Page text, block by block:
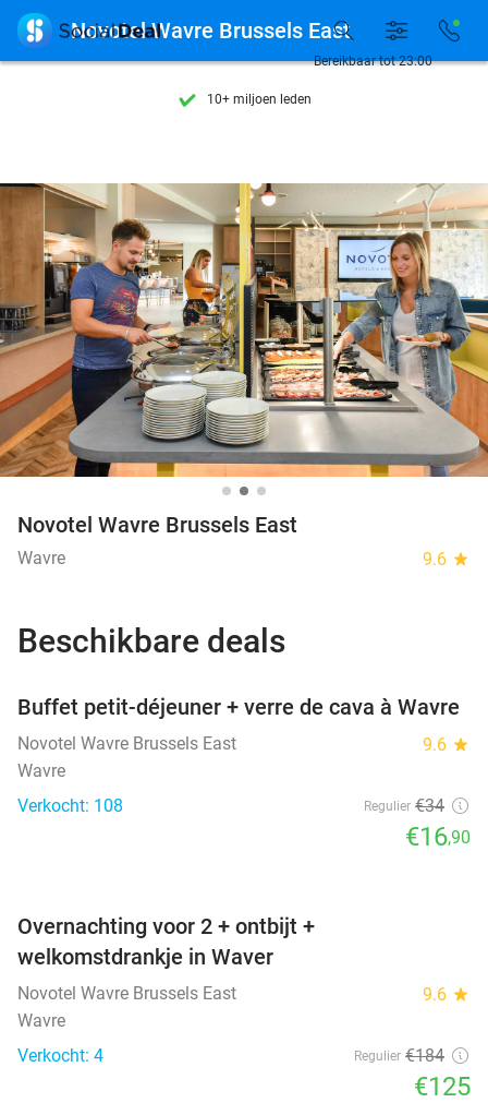
7 dagen per week beschikbaar
10+ miljoen leden
7 dagen per week beschikbaar
10+ miljoen leden
Bereikbaar tot 23:00
 Novotel Wavre Brussels East
Novotel Wavre Brussels East
Wavre 9.6 star
Beschikbare deals
Buffet petit-déjeuner + verre de cava à Wavre
Novotel Wavre Brussels East 9.6 star
Wavre
Verkocht: 108
Regulier €34
€16,90
Overnachting voor 2 + ontbijt +
welkomstdrankje in Waver
Novotel Wavre Brussels East 9.6 star
Wavre
Verkocht: 4
Regulier €184
€125